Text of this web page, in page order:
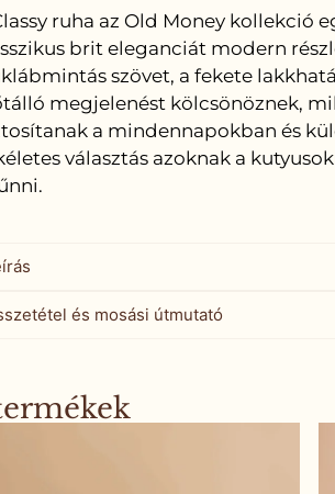
ruha az Old Money kollekció
brit eleganciát modern
szövet, a fekete
megjelenést kölcsönöznek,
a mindennapokban és
választás azoknak a
és mosási útmutató